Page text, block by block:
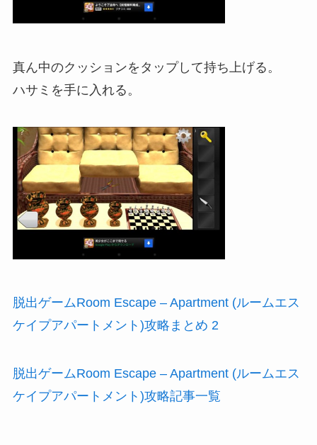
真ん中のクッションをタップして持ち上げる。
ハサミを手に入れる。
脱出ゲームRoom Escape – Apartment (ルームエス
ケイプアパートメント)攻略まとめ 2
脱出ゲームRoom Escape – Apartment (ルームエス
ケイプアパートメント)攻略記事一覧